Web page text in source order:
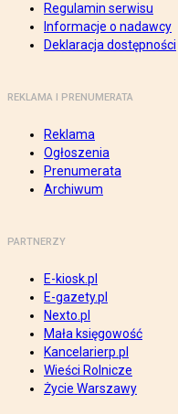
Regulamin serwisu
Informacje o nadawcy
Deklaracja dostępności
REKLAMA I PRENUMERATA
Reklama
Ogłoszenia
Prenumerata
Archiwum
PARTNERZY
E-kiosk.pl
E-gazety.pl
Nexto.pl
Mała księgowość
Kancelarierp.pl
Wieści Rolnicze
Życie Warszawy